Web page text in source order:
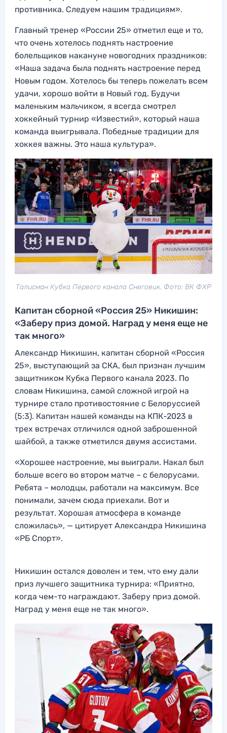
противника. Следуем нашим традициям».
Главный тренер «России 25» отметил еще и то,
что очень хотелось поднять настроение
болельщиков накануне новогодних праздников:
«Наша задача была поднять настроение перед
Новым годом. Хотелось бы теперь пожелать всем
удачи, хорошо войти в Новый год. Будучи
маленьким мальчиком, я всегда смотрел
хоккейный турнир «Известий», который наша
команда выигрывала. Победные традиции для
хоккея важны. Это наша культура».
Талисман Кубка Первого канала Снеговик. Фото: ВК ФХР
Капитан сборной «Россия 25» Никишин:
«Заберу приз домой. Наград у меня еще не
так много»
Александр Никишин, капитан сборной «Россия
25», выступающий за СКА, был признан лучшим
защитником Кубка Первого канала 2023. По
словам Никишина, самой сложной игрой на
турнире стало противостояние с Белоруссией
(5:3). Капитан нашей команды на КПК-2023 в
трех встречах отличился одной заброшенной
шайбой, а также отметился двумя ассистами.
«Хорошее настроение, мы выиграли. Накал был
больше всего во втором матче – с белорусами.
Ребята – молодцы, работали на максимум. Все
понимали, зачем сюда приехали. Вот и
результат. Хорошая атмосфера в команде
сложилась», — цитирует Александра Никишина
«РБ Спорт».
Никишин остался доволен и тем, что ему дали
приз лучшего защитника турнира: «Приятно,
когда чем-то награждают. Заберу приз домой.
Наград у меня еще не так много».